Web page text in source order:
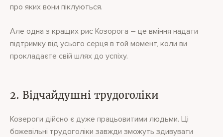
про яких вони піклуються.
Але одна з кращих рис Козорога – це вміння надати
підтримку від усього серця в той момент, коли ви
прокладаєте свій шлях до успіху.
2. Відчайдушні трудоголіки
Козероги дійсно є дуже працьовитими людьми. Ці
божевільні трудоголіки завжди зможуть здивувати